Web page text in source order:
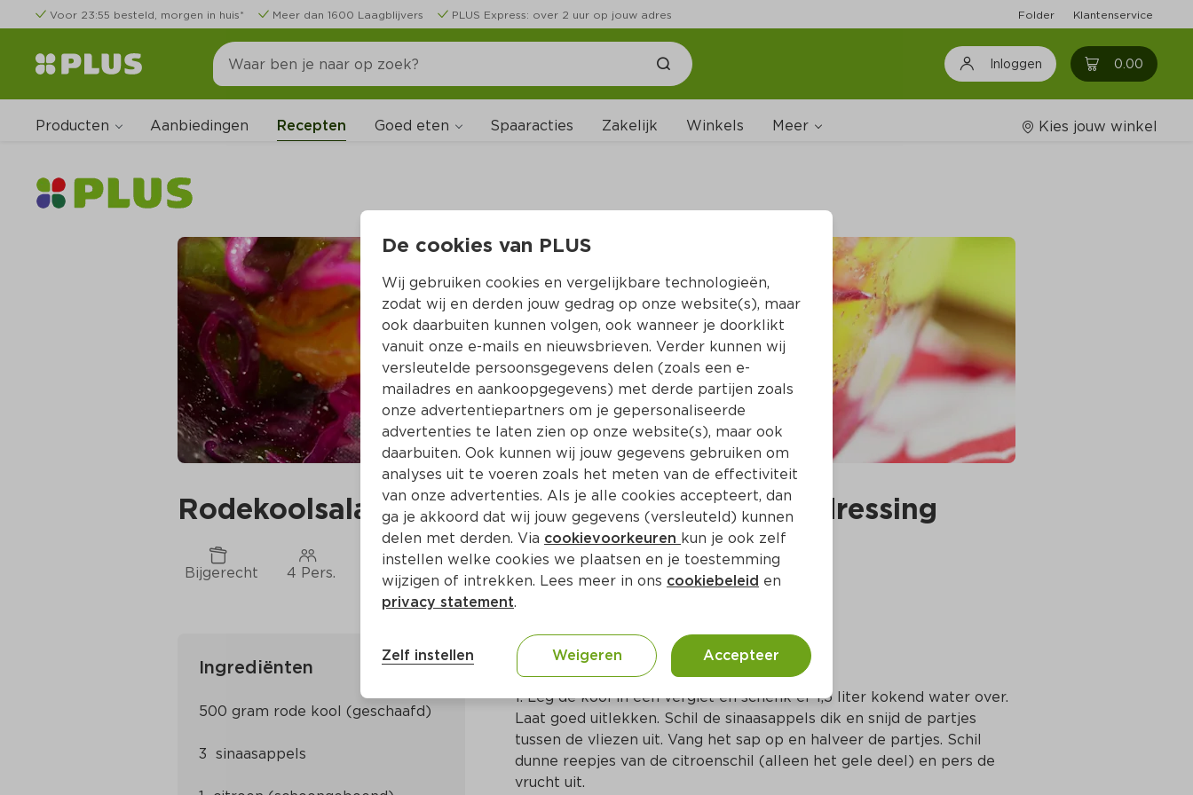
Voor 23:55 besteld, morgen in huis* Meer dan 1600 Laagblijvers PLUS Express: over 2 uur op jouw adres Folder Klantenservice
Inloggen 0.00 0
Producten Aanbiedingen Recepten Goed eten Spaaracties Zakelijk Winkels Meer
Wijnshop
Boodschappenlijstjes
Kies jouw winkel
Rodekoolsalade met sinaasappel en mosterddressing
Bijgerecht 4 Pers. Ca. 30 Min Nederlands
Ingrediënten
Bereidingswijze
1. Leg de kool in een vergiet en schenk er 1,5 liter kokend water over.
Laat goed uitlekken. Schil de sinaasappels dik en snijd de partjes
tussen de vliezen uit. Vang het sap op en halveer de partjes. Schil
dunne reepjes van de citroenschil (alleen het gele deel) en pers de
vrucht uit.
De cookies van PLUS
Wij gebruiken cookies en vergelijkbare technologieën,
zodat wij en derden jouw gedrag op onze website(s), maar
ook daarbuiten kunnen volgen, ook wanneer je doorklikt
vanuit onze e-mails en nieuwsbrieven. Verder kunnen wij
versleutelde persoonsgegevens delen (zoals een e-
mailadres en aankoopgegevens) met derde partijen zoals
onze advertentiepartners om je gepersonaliseerde
advertenties te laten zien op onze website(s), maar ook
daarbuiten. Ook kunnen wij jouw gegevens gebruiken om
analyses uit te voeren zoals het meten van de effectiviteit
van onze advertenties. Als je alle cookies accepteert, dan
ga je akkoord dat wij jouw gegevens (versleuteld) kunnen
delen met derden. Via cookievoorkeuren kun je ook zelf
instellen welke cookies we plaatsen en je toestemming
wijzigen of intrekken. Lees meer in ons cookiebeleid en
privacy statement.
Zelf instellen Weigeren Accepteer